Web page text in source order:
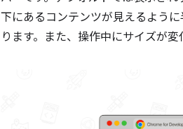
下にあるコンテンツが見えるよう
ります。また、操作中にサイズが変